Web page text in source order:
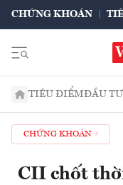
CHỨNG KHOÁN
TIÊU ĐIỂMĐẦU TƯ
CHỨNG KHOÁN
CII chốt